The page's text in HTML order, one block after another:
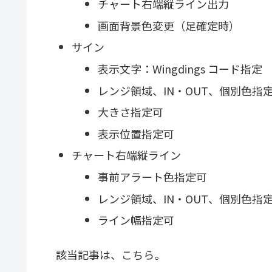
チャート右端縦ライン出力
画面背景色変更（足確定時）
サイン
表示文字：Wingdings コード指定
レンジ領域、IN・OUT、個別色指
大きさ指定可
表示位置指定可
チャート右端縦ライン
事前アラート色指定可
レンジ領域、IN・OUT、個別色指
ライン幅指定可
該当記事は、こちら。